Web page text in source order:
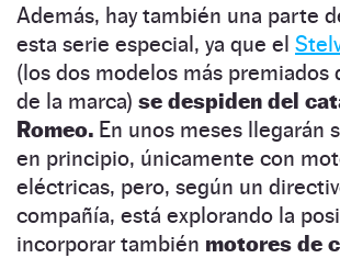
Además, hay también una parte
esta serie especial, ya que el
(los dos modelos más premiados
de la marca) se despiden del
Romeo. En unos meses llegarán
en principio, únicamente con
eléctricas, pero, según un
compañía, está explorando la
incorporar también motores de